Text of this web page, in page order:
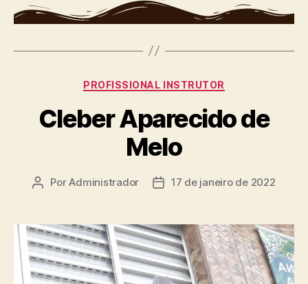
PROFISSIONAL INSTRUTOR
Cleber Aparecido de
Melo
PorAdministrador 17 de janeiro de 2022